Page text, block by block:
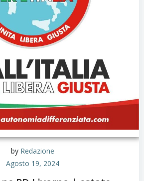
by Redazione
Agosto 19, 2024